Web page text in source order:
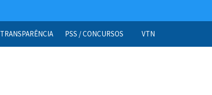
TRANSPARÊNCIA PSS / CONCURSOS VTN